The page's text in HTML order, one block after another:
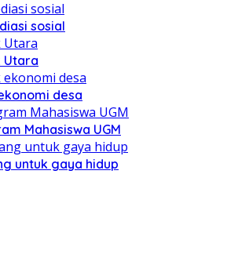
sosial
Utara
desa
Mahasiswa UGM
untuk gaya hidup